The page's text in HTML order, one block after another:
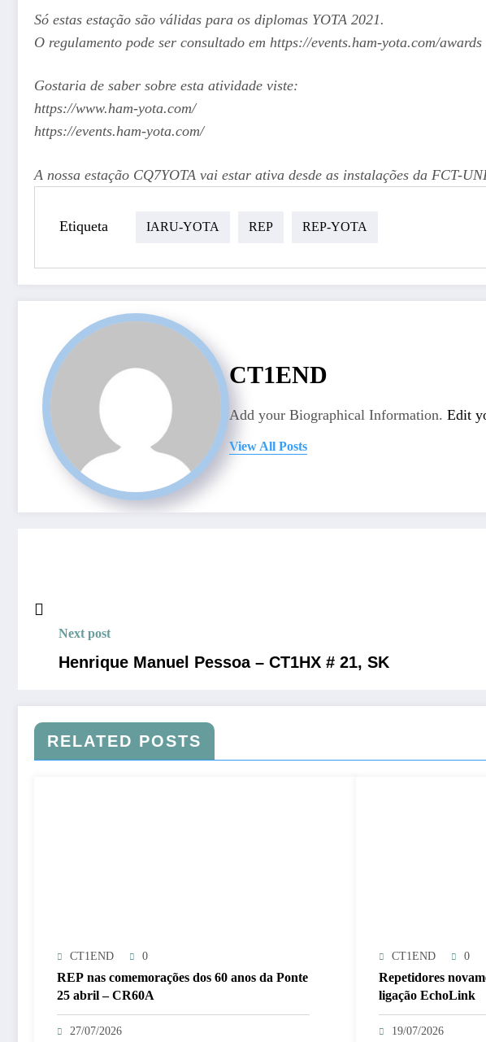
Só estas estação são válidas para os diplomas YOTA 2021.
O regulamento pode ser consultado em https://events.ham-yota.com/awards
Gostaria de saber sobre esta atividade viste:
https://www.ham-yota.com/
https://events.ham-yota.com/
A nossa estação CQ7YOTA vai estar ativa desde as instalações da FCT-
Etiqueta IARU-YOTA REP REP-YOTA
CT1END
Add your Biographical Information. Edit
View All Posts
Next post
Henrique Manuel Pessoa – CT1HX # 21, SK
RELATED POSTS
CT1END 0
REP nas comemorações dos 60 anos da Ponte
25 abril – CR60A
27/07/2026
CT1END 0
Repetidores
ligação EchoLink
19/07/2026